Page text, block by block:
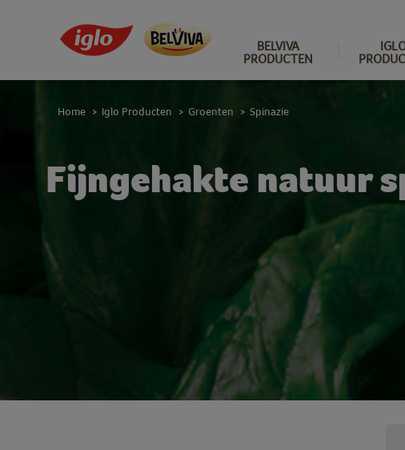
BELVIVA
PRODUCTEN
Fijngehakte natuur
Home > Iglo Producten > Groenten > Spinazie